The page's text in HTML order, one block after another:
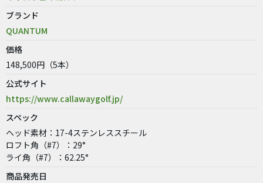
ブランド
QUANTUM
価格
148,500円（5本）
公式サイト
https://www.callawaygolf.jp/
スペック
ヘッド素材：17-4ステンレススチール
ロフト角（#7）：29°
ライ角（#7）：62.25°
商品発売日